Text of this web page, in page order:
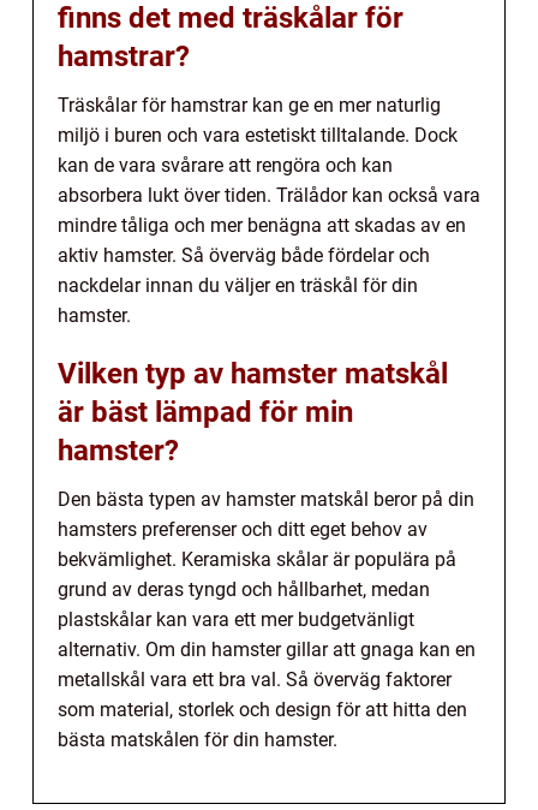
finns det med träskålar för
hamstrar?
Träskålar för hamstrar kan ge en mer naturlig
miljö i buren och vara estetiskt tilltalande. Dock
kan de vara svårare att rengöra och kan
absorbera lukt över tiden. Trälådor kan också vara
mindre tåliga och mer benägna att skadas av en
aktiv hamster. Så överväg både fördelar och
nackdelar innan du väljer en träskål för din
hamster.
Vilken typ av hamster matskål
är bäst lämpad för min
hamster?
Den bästa typen av hamster matskål beror på din
hamsters preferenser och ditt eget behov av
bekvämlighet. Keramiska skålar är populära på
grund av deras tyngd och hållbarhet, medan
plastskålar kan vara ett mer budgetvänligt
alternativ. Om din hamster gillar att gnaga kan en
metallskål vara ett bra val. Så överväg faktorer
som material, storlek och design för att hitta den
bästa matskålen för din hamster.